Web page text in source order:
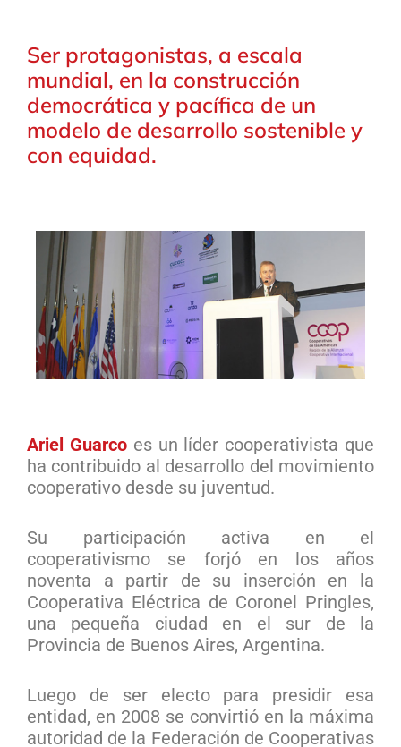
Ser protagonistas, a escala
mundial, en la construcción
democrática y pacífica de un
modelo de desarrollo sostenible y
con equidad.
Ariel Guarcoes un líder cooperativista que
ha contribuido al desarrollo del movimiento
cooperativo desde su juventud.
Su participación activa en el
cooperativismo se forjó en los años
noventa a partir de su inserción en la
Cooperativa Eléctrica de Coronel Pringles,
una pequeña ciudad en el sur de la
Provincia de Buenos Aires, Argentina.
Luego de ser electo para presidir esa
entidad, en 2008 se convirtió en la máxima
autoridad de la Federación de Cooperativas